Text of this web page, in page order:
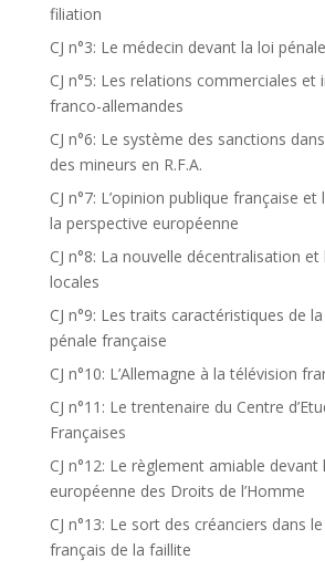
filiation
CJ n°3: Le médecin devant la loi pénale
CJ n°5: Les relations commerciales et
franco-allemandes
CJ n°6: Le système des sanctions
des mineurs en R.F.A.
CJ n°7: L’opinion publique française et
la perspective européenne
CJ n°8: La nouvelle décentralisation
locales
CJ n°9: Les traits caractéristiques de
pénale française
CJ n°10: L’Allemagne à la télévision
CJ n°11: Le trentenaire du Centre
Françaises
CJ n°12: Le règlement amiable devant
européenne des Droits de l’Homme
CJ n°13: Le sort des créanciers dans
français de la faillite